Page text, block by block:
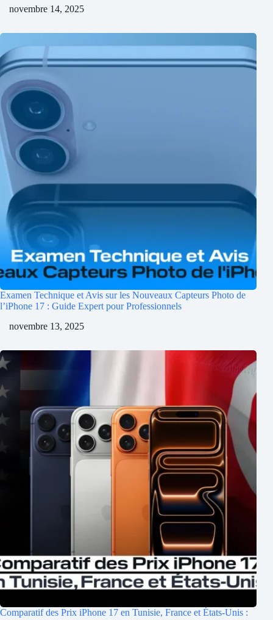
novembre 14, 2025
Examen Technique et Avis sur les Nouveaux Capteurs Photo de
l’iPhone 17 : Guide Expert pour Professionnels
novembre 13, 2025
Comparatif des Prix iPhone 17 en Tunisie, France et États-Unis :